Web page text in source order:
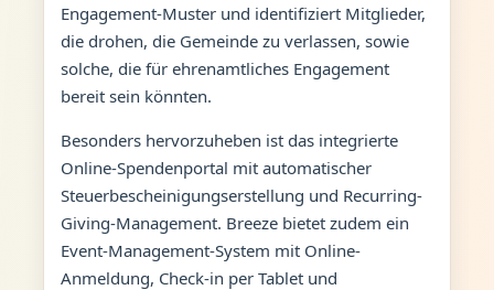
Engagement-Muster und identifiziert Mitglieder,
die drohen, die Gemeinde zu verlassen, sowie
solche, die für ehrenamtliches Engagement
bereit sein könnten.
Besonders hervorzuheben ist das integrierte
Online-Spendenportal mit automatischer
Steuerbescheinigungserstellung und Recurring-
Giving-Management. Breeze bietet zudem ein
Event-Management-System mit Online-
Anmeldung, Check-in per Tablet und